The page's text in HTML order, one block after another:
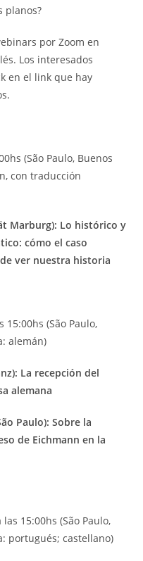
planos?
por Zoom en
Los interesados
en el link que hay
(São Paulo, Buenos
con traducción
Marburg): Lo histórico y
cómo el caso
ver nuestra historia
15:00hs (São Paulo,
alemán)
La recepción del
alemana
Paulo): Sobre la
de Eichmann en la
15:00hs (São Paulo,
portugués; castellano)